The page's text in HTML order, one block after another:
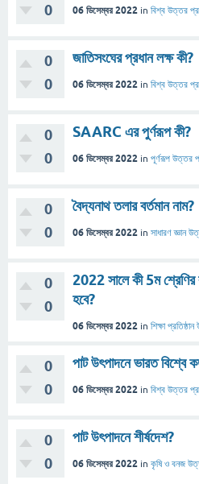
0
06 ডিসেম্বর 2022 in বিশ্ব উত্তর
0
0
জাতিসংঘের প্রধান লক্ষ কী?
06 ডিসেম্বর 2022 in বিশ্ব উত্তর
0
0
SAARC এর পুর্ণরূপ কী?
06 ডিসেম্বর 2022 in পূর্ণরূপ উত্তর
0
0
বৈদ্যনাথ তলার বর্তমান নাম?
06 ডিসেম্বর 2022 in সাধারণ জ্ঞান
0
0
2022 সালে কী 5ম শ্রেণির
হবে?
06 ডিসেম্বর 2022 in শিক্ষা প্রতিষ্ঠান
0
0
পাট উৎপাদনে ভারত বিশ্বে
06 ডিসেম্বর 2022 in বিশ্ব উত্তর
0
0
পাট উৎপাদনে শীর্ষদেশ?
06 ডিসেম্বর 2022 in কৃষি ও বনজ